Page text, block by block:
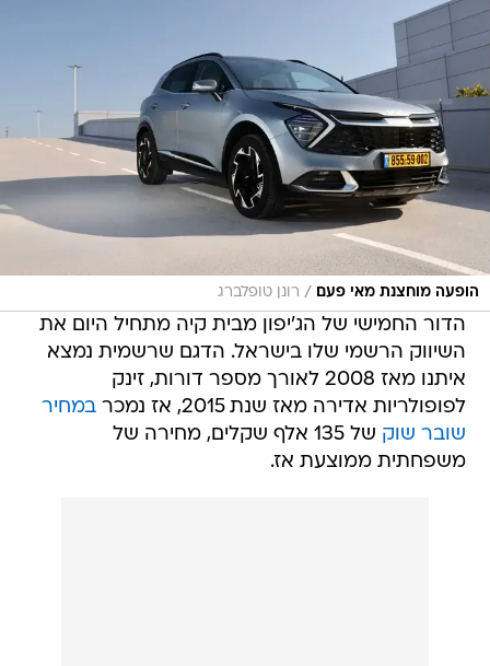
הופעה מוחצנת מאי פעם / רונן טופלברג
הדור החמישי של הג'יפון מבית קיה מתחיל היום את
השיווק הרשמי שלו בישראל. הדגם שרשמית נמצא
איתנו מאז 2008 לאורך מספר דורות, זינק
לפופולריות אדירה מאז שנת 2015, אז נמכר
במחיר
שובר שוק
של 135 אלף שקלים, מחירה של
משפחתית ממוצעת אז.